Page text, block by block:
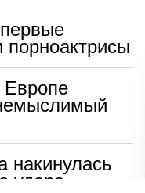
порноактрисы
накинулась
удара